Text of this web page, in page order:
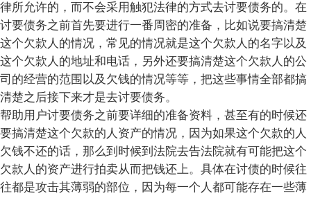
律所允许的，而不会采用触犯法律的方式去讨要债务的。在
讨要债务之前首先要进行一番周密的准备，比如说要搞清楚
这个欠款人的情况，常见的情况就是这个欠款人的名字以及
这个欠款人的地址和电话，另外还要搞清楚这个欠款人的公
司的经营的范围以及欠钱的情况等等，把这些事情全部都搞
清楚之后接下来才是去讨要债务。
帮助用户讨要债务之前要详细的准备资料，甚至有的时候还
要搞清楚这个欠款的人资产的情况，因为如果这个欠款的人
欠钱不还的话，那么到时候到法院去告法院就有可能把这个
欠款人的资产进行拍卖从而把钱还上。具体在讨债的时候往
往都是攻击其薄弱的部位，因为每一个人都可能存在一些薄